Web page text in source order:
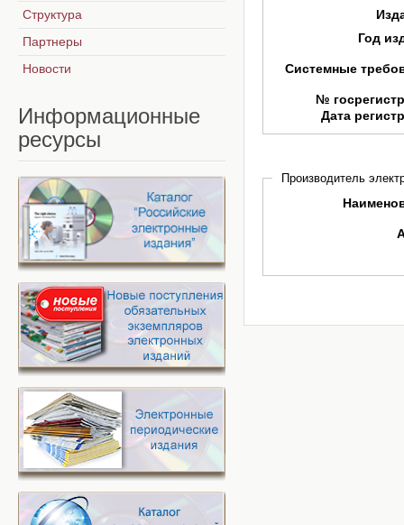
Год
Системные
№
Дата
Производитель
Структура
Партнеры
Новости
Информационные
ресурсы